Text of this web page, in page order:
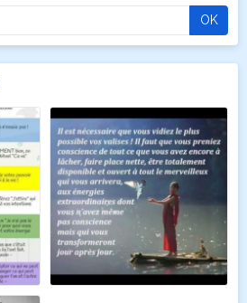
OK